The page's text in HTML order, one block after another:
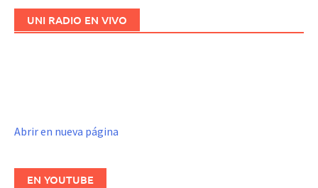
entradas
UNI RADIO EN VIVO
Abrir en nueva página
EN YOUTUBE